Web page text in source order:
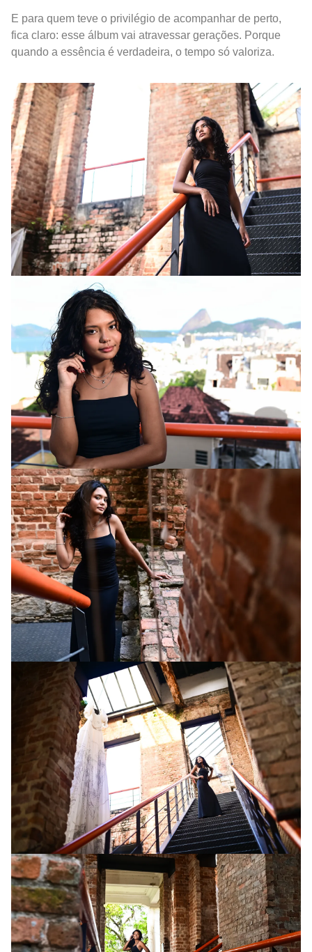
E para quem teve o privilégio de acompanhar de perto,
fica claro: esse álbum vai atravessar gerações. Porque
quando a essência é verdadeira, o tempo só valoriza.